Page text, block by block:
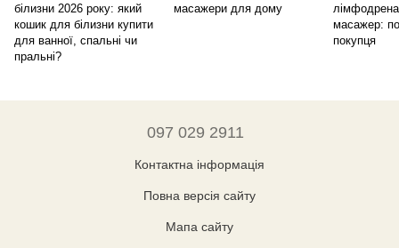
білизни 2026 року: який
кошик для білизни купити
для ванної, спальні чи
пральні?
масажери для дому
масажер:
покупця
097 029 2911
Контактна інформація
Повна версія сайту
Мапа сайту